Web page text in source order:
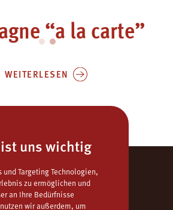
uns wichtig
Targeting Technologien,
zu ermöglichen und
an Ihre Bedürfnisse
wir außerdem, um
“a la carte”
WEITERLESEN